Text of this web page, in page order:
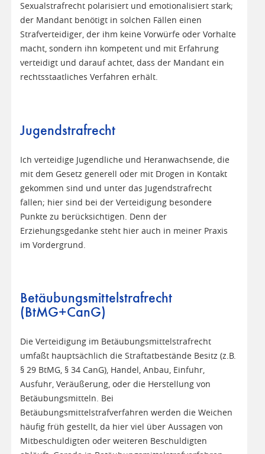
Sexualstrafrecht polarisiert und emotionalisiert stark;
der Mandant benötigt in solchen Fällen einen
Strafverteidiger, der ihm keine Vorwürfe oder Vorhalte
macht, sondern ihn kompetent und mit Erfahrung
verteidigt und darauf achtet, dass der Mandant ein
rechtsstaatliches Verfahren erhält.
Jugendstrafrecht
Ich verteidige Jugendliche und Heranwachsende, die
mit dem Gesetz generell oder mit Drogen in Kontakt
gekommen sind und unter das Jugendstrafrecht
fallen; hier sind bei der Verteidigung besondere
Punkte zu berücksichtigen. Denn der
Erziehungsgedanke steht hier auch in meiner Praxis
im Vordergrund.
Betäubungsmittelstrafrecht
(BtMG+CanG)
Die Verteidigung im Betäubungsmittelstrafrecht
umfaßt hauptsächlich die Straftatbestände Besitz (z.B.
§ 29 BtMG, § 34 CanG), Handel, Anbau, Einfuhr,
Ausfuhr, Veräußerung, oder die Herstellung von
Betäubungsmitteln. Bei
Betäubungsmittelstrafverfahren werden die Weichen
häufig früh gestellt, da hier viel über Aussagen von
Mitbeschuldigten oder weiteren Beschuldigten